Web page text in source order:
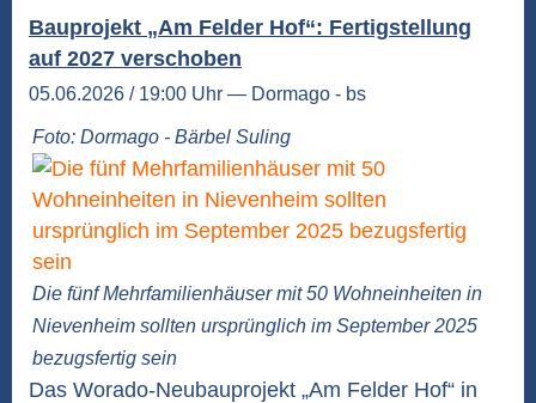
Bauprojekt „Am Felder Hof“: Fertigstellung
auf 2027 verschoben
05.06.2026 / 19:00 Uhr — Dormago - bs
Foto: Dormago - Bärbel Suling
Die fünf Mehrfamilienhäuser mit 50 Wohneinheiten in
Nievenheim sollten ursprünglich im September 2025
bezugsfertig sein
Das Worado-Neubauprojekt „Am Felder Hof“ in